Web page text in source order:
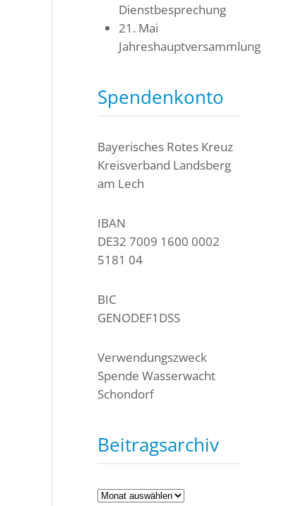
Dienstbesprechung
21. Mai
Jahreshauptversammlung
Spendenkonto
Bayerisches Rotes Kreuz
Kreisverband Landsberg
am Lech
IBAN
DE32 7009 1600 0002
5181 04
BIC
GENODEF1DSS
Verwendungszweck
Spende Wasserwacht
Schondorf
Beitragsarchiv
Beitragsarchiv